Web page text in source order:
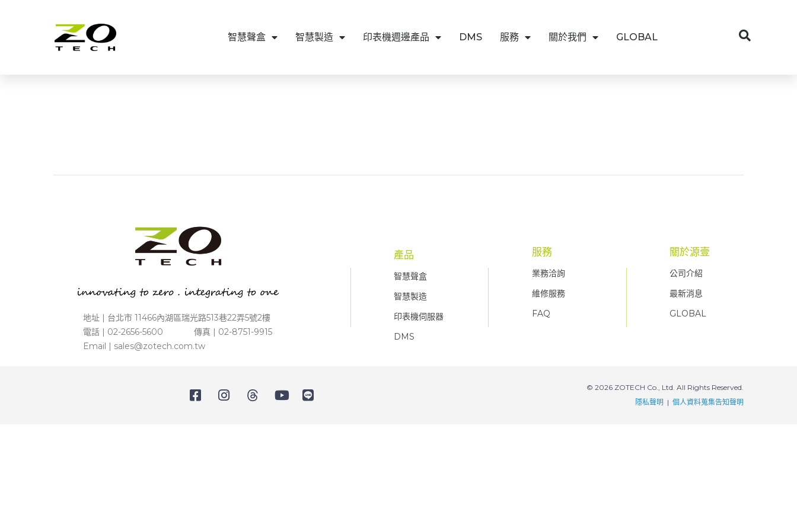
智慧聲盒 智慧製造 印表機週邊產品 DMS 服務 關於我們 GLOBAL
地址 | 台北市 11466內湖區瑞光路513巷22弄5號2樓
電話 | 02-2656-5600 傳真 | 02-8751-9915
Email | sales@zotech.com.tw
產品
智慧聲盒
智慧製造
印表機伺服器
DMS
服務
業務洽詢
維修服務
FAQ
關於源壹
公司介紹
最新消息
GLOBAL
© 2026 ZOTECH Co., Ltd. All Rights Reserved.
隱私聲明 | 個人資料蒐集告知聲明